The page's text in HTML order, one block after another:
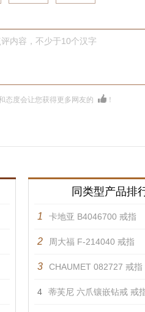
内容，不少于10个汉字
态度会让您获得更多网友的 ！
同类型产品排
1 卡地亚 B4046700 戒指
2 周大福 F-214040 戒指
3 CHAUMET 082727 戒指
4 蒂芙尼 六爪镶嵌钻戒 戒